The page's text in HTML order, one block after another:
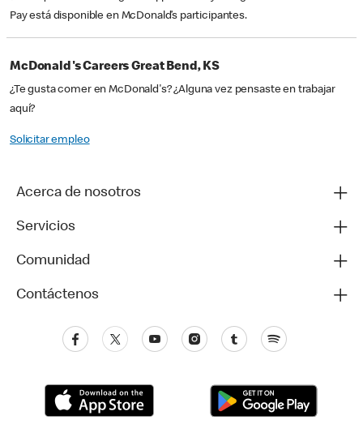
Pay está disponible en McDonald’s participantes.
McDonald's Careers Great Bend, KS
¿Te gusta comer en McDonald's? ¿Alguna vez pensaste en trabajar
aquí?
Solicitar empleo
Acerca de nosotros
Servicios
Comunidad
Contáctenos